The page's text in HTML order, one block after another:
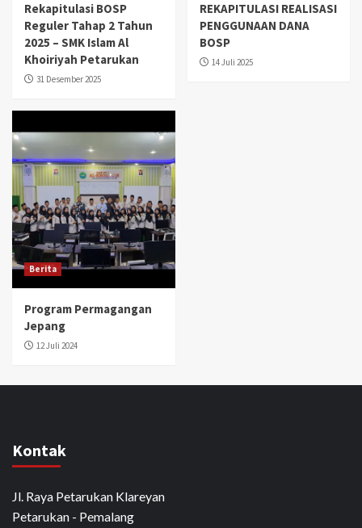
Rekapitulasi BOSP
Reguler Tahap 2 Tahun
2025 – SMK Islam Al
Khoiriyah Petarukan
31 Desember 2025
REKAPITULASI REALISASI
PENGGUNAAN DANA
BOSP
14 Juli 2025
Berita
Program Permagangan
Jepang
12 Juli 2024
Kontak
Jl. Raya Petarukan Klareyan
Petarukan - Pemalang